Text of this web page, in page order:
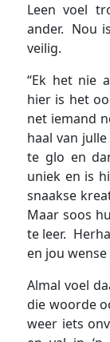
Leen voel
ander. Nou
veilig.
“Ek het nie
hier is het
net iemand
haal van
te glo en
uniek en is
snaakse
Maar soos
te leer.
en jou
Almal voel
die woorde
weer iets